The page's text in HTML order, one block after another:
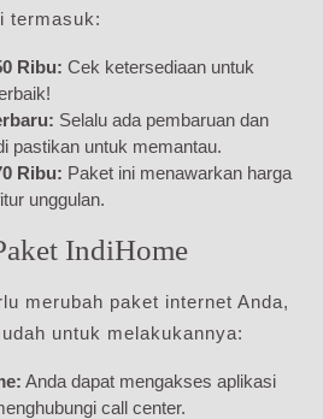
termasuk:
Ribu: Cek ketersediaan untuk
Selalu ada pembaruan dan
pastikan untuk memantau.
Ribu: Paket ini menawarkan harga
unggulan.
IndiHome
merubah paket internet Anda,
untuk melakukannya:
Anda dapat mengakses aplikasi
call center.